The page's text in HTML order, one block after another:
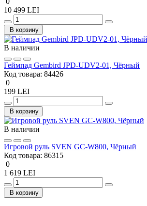
10 499 LEI
В корзину
В наличии
Геймпад Gembird JPD-UDV2-01, Чёрный
Код товара: 84426
0
199 LEI
В корзину
В наличии
Игровой руль SVEN GC-W800, Чёрный
Код товара: 86315
0
1 619 LEI
В корзину